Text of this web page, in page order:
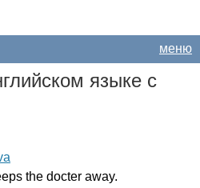
меню
языке с
the docter away.